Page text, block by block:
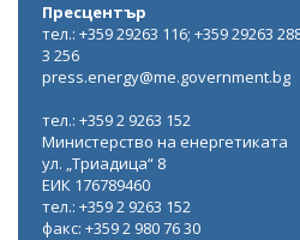
Пресцентър
тел.: +359 29263 116; +359 29263
3 256
press.energy@me.government.bg
тел.: +359 2 9263 152
Министерство на енергетиката
ул. „Триадица“ 8
ЕИК 176789460
тел.: +359 2 9263 152
факс: +359 2 980 76 30